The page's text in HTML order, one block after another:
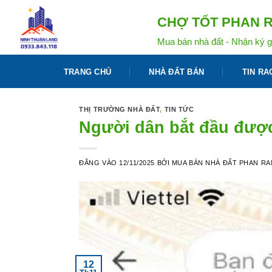
dung
CHỢ TỐT PHAN
Mua bán nhà đất - Nhận ký
TRANG CHỦ NHÀ ĐẤT BÁN TIN
THỊ TRƯỜNG NHÀ ĐẤT, TIN TỨC
Người dân bắt đầu
ĐĂNG VÀO 12/11/2025 BỞI MUA BÁN NHÀ ĐẤT PHAN
12